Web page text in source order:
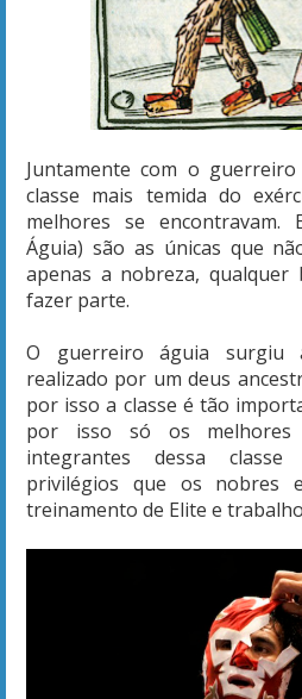
Juntamente com o
classe mais temida do
melhores se encontravam.
Águia) são as únicas que
apenas a nobreza,
fazer parte.
O guerreiro águia surgiu
realizado por um deus
por isso a classe é tão
por isso só os melhores
integrantes dessa
privilégios que os nobres
treinamento de Elite e